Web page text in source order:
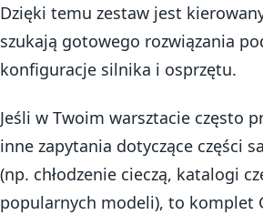
Dzięki temu zestaw jest
szukają gotowego rozwiązania
konfiguracje silnika i osprzętu.
Jeśli w Twoim warsztacie często
inne zapytania dotyczące części
(np. chłodzenie cieczą, katalogi
popularnych modeli), to komplet